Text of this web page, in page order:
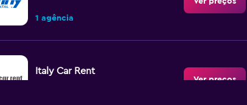
1 agência
Italy Car Rent
Ver preços